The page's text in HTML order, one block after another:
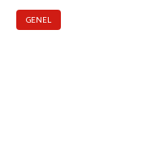
GENEL